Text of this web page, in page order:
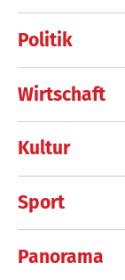
Politik
Wirtschaft
Kultur
Sport
Panorama